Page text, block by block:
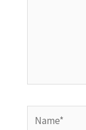
Name*